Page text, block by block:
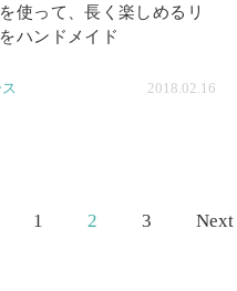
使って、長く楽しめるリ
ハンドメイド
2018.02.16
1 2 3 Next